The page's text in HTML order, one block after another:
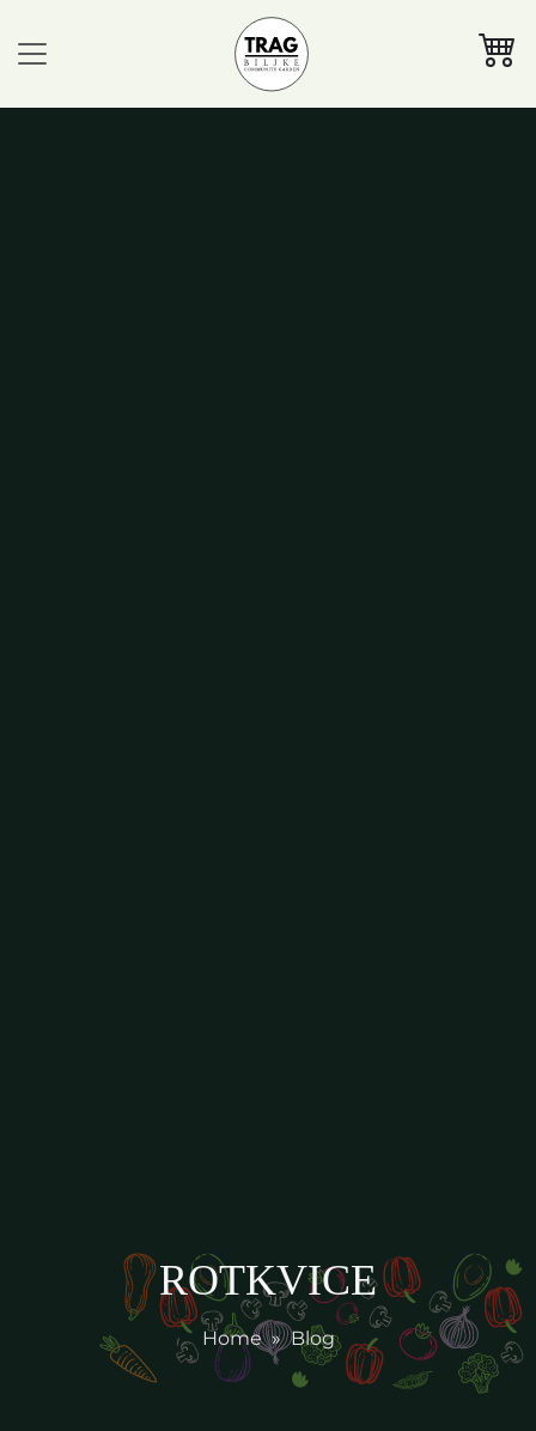
ROTKVICE
Home»Blog